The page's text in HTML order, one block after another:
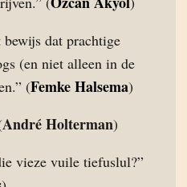
dat prachtige
(en niet alleen in de
(Femke Halsema)
André Holterman)
vieze vuile tiefuslul?”